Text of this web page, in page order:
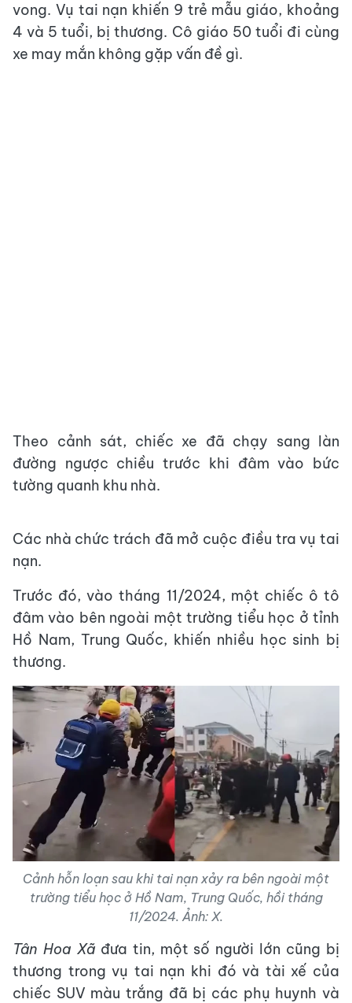
vong. Vụ tai nạn khiến 9 trẻ mẫu giáo, khoảng
4 và 5 tuổi, bị thương. Cô giáo 50 tuổi đi cùng
xe may mắn không gặp vấn đề gì.
Theo cảnh sát, chiếc xe đã chạy sang làn
đường ngược chiều trước khi đâm vào bức
tường quanh khu nhà.
Các nhà chức trách đã mở cuộc điều tra vụ tai
nạn.
Trước đó, vào tháng 11/2024, một chiếc ô tô
đâm vào bên ngoài một trường tiểu học ở tỉnh
Hồ Nam, Trung Quốc, khiến nhiều học sinh bị
thương.
Cảnh hỗn loạn sau khi tai nạn xảy ra bên ngoài một
trường tiểu học ở Hồ Nam, Trung Quốc, hồi tháng
11/2024. Ảnh: X.
Tân Hoa Xãđưa tin, một số người lớn cũng bị
thương trong vụ tai nạn khi đó và tài xế của
chiếc SUV màu trắng đã bị các phụ huynh và